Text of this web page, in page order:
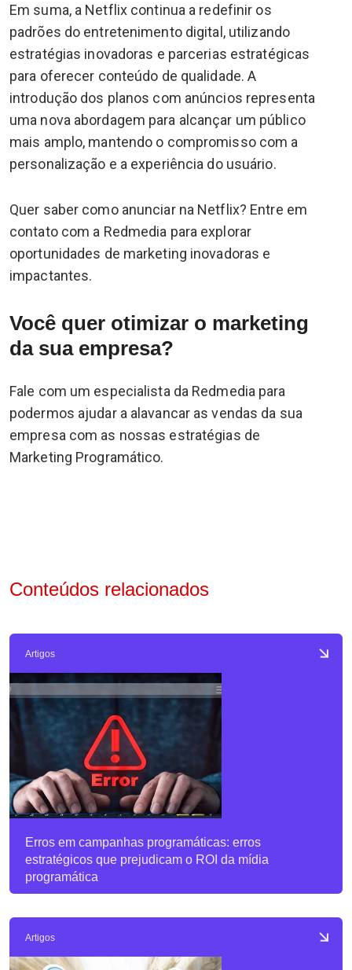
Em suma, a Netflix continua a redefinir os
padrões do entretenimento digital, utilizando
estratégias inovadoras e parcerias estratégicas
para oferecer conteúdo de qualidade. A
introdução dos planos com anúncios representa
uma nova abordagem para alcançar um público
mais amplo, mantendo o compromisso com a
personalização e a experiência do usuário.
Quer saber como anunciar na Netflix? Entre em
contato com a Redmedia para explorar
oportunidades de marketing inovadoras e
impactantes.
Você quer otimizar o marketing
da sua empresa?
Fale com um especialista da Redmedia para
podermos ajudar a alavancar as vendas da sua
empresa com as nossas estratégias de
Marketing Programático.
Conteúdos relacionados
Artigos
Erros em campanhas programáticas: erros
estratégicos que prejudicam o ROI da mídia
programática
Artigos